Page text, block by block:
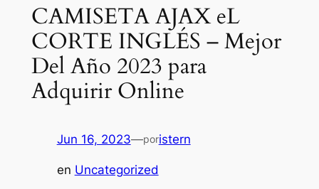
CAMISETA AJAX eL
CORTE INGLÉS – Mejor
Del Año 2023 para
Adquirir Online
Jun 16, 2023—poristern
en Uncategorized